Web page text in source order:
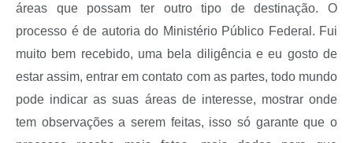
áreas que possam ter outro tipo de destinação. O
processo é de autoria do Ministério Público Federal. Fui
muito bem recebido, uma bela diligência e eu gosto de
estar assim, entrar em contato com as partes, todo mundo
pode indicar as suas áreas de interesse, mostrar onde
tem observações a serem feitas, isso só garante que o